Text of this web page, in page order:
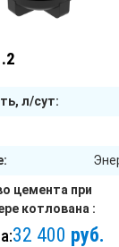
л/сут:
цемента при
котлована :
32 400 руб.